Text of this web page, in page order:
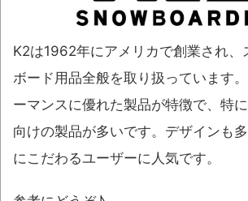
K2は1962年にアメリカで創業され、
ボード用品全般を取り扱っています
ーマンスに優れた製品が特徴で、特
向けの製品が多いです。デザインも
にこだわるユーザーに人気です。